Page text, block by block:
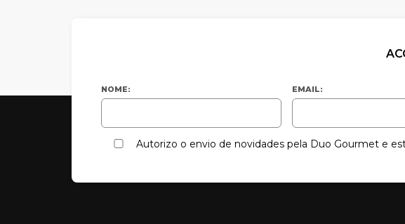
NOME: EMAIL:
Autorizo o envio de novidades pela Duo Gourmet e